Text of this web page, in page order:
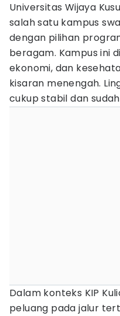
Universitas Wijaya
salah satu kampus
dengan pilihan
beragam. Kampus ini
ekonomi, dan
kisaran menengah.
cukup stabil dan
Dalam konteks KIP
peluang pada jalur